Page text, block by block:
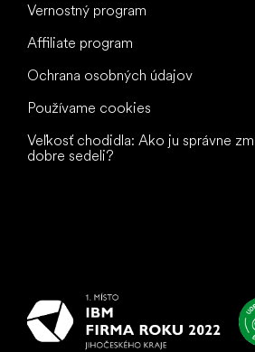
Vernostný program
Affiliate program
Ochrana osobných údajov
Používame cookies
Veľkosť chodidla: Ako ju správne
dobre sedeli?